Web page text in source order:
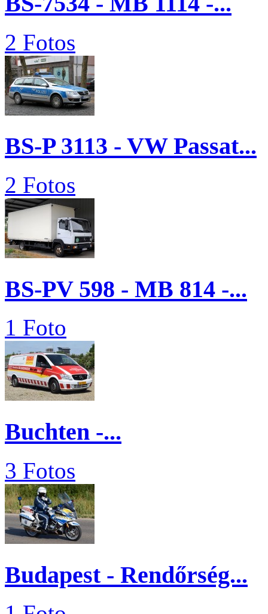
2 Fotos
BS-P 3113 - VW Passat...
2 Fotos
BS-PV 598 - MB 814 -...
1 Foto
Buchten -...
3 Fotos
Budapest - Rendőrség...